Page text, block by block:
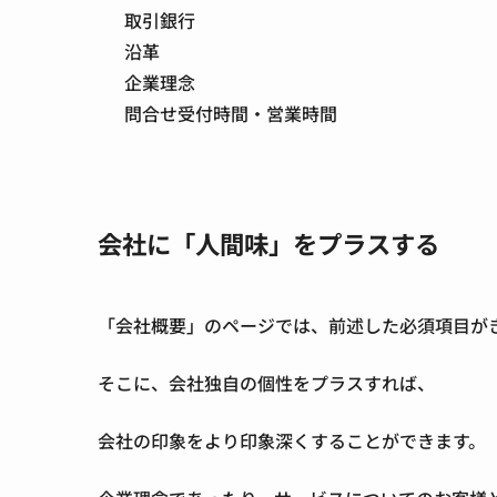
取引銀行
沿革
企業理念
問合せ受付時間・営業時間
会社に「人間味」をプラスする
「会社概要」のページでは、前述した必須項目
そこに、会社独自の個性をプラスすれば、
会社の印象をより印象深くすることができます。